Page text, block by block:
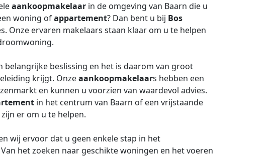
aankoopmakelaar in de omgeving van Baarn die u
woning ofappartement? Dan bent u bij Bos
Onze ervaren makelaars staan klaar om u te helpen
belangrijke beslissing en het is daarom van groot
krijgt. Onzeaankoopmakelaars hebben een
en kunnen u voorzien van waardevol advies.
in het centrum van Baarn of een vrijstaande
er om u te helpen.
wij ervoor dat u geen enkele stap in het
het zoeken naar geschikte woningen en het voeren